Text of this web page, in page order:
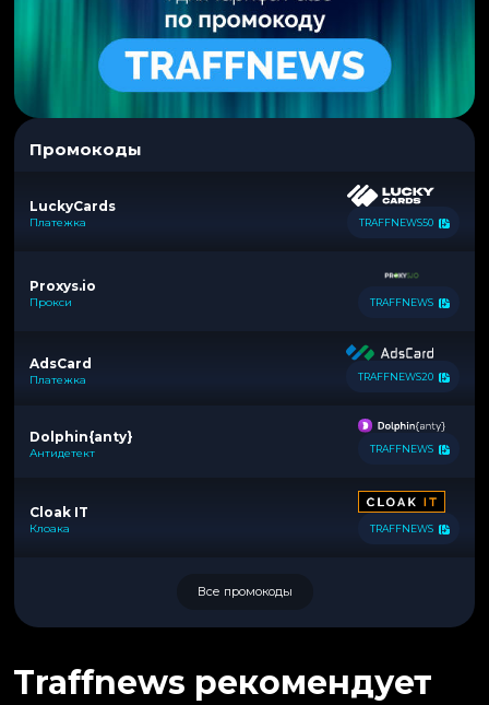
Промокоды
LuckyCards
Платежка TRAFFNEWS50
Proxys.io
Прокси TRAFFNEWS
AdsCard
Платежка TRAFFNEWS20
Dolphin{anty}
Антидетект TRAFFNEWS
Cloak IT
Клоака TRAFFNEWS
Все промокоды
Traffnews рекомендует